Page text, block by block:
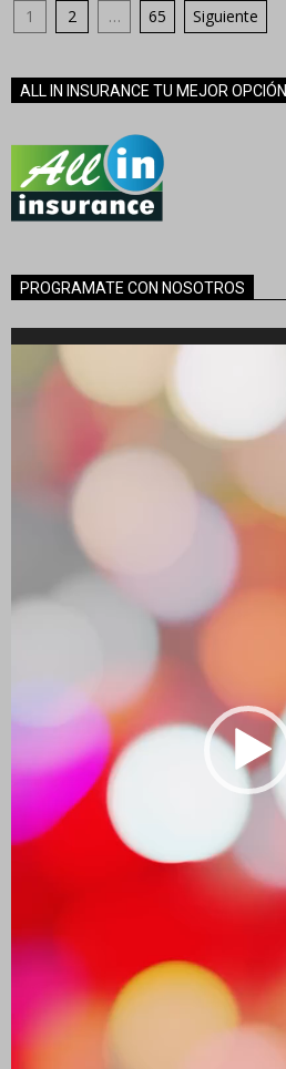
Paginación
entradas
1 2 … 65 Siguiente
ALL IN INSURANCE TU MEJOR OPCIÓN
PROGRAMATE CON NOSOTROS
Reproductor